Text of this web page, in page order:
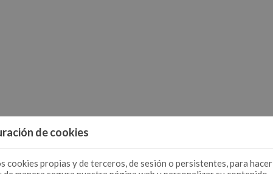
de cookies
cookies propias y de terceros, de sesión o persistentes, para hacer